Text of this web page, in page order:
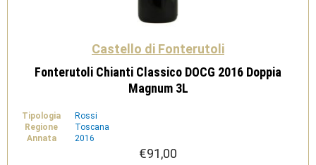
Castello di Fonterutoli
Fonterutoli Chianti Classico DOCG 2016 Doppia
Magnum 3L
Tipologia
Rossi
Regione
Toscana
Annata
2016
€91,00